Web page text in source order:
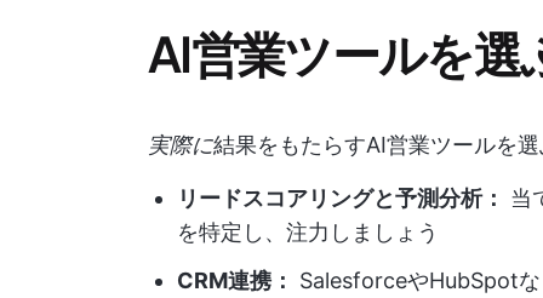
AI営業ツールを
実際に結果をもたらすAI営業ツールを
リードスコアリングと予測分析：
当
を特定し、注力しましょう
CRM連携：
SalesforceやHubSpot